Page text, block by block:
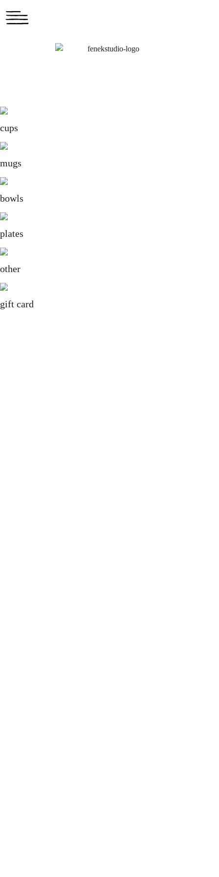
cups
mugs
bowls
plates
other
gift card